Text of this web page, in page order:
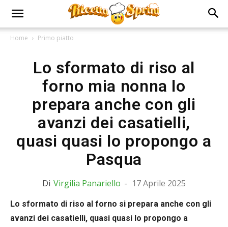
Home Primo piatto
Lo sformato di riso al
forno mia nonna lo
prepara anche con gli
avanzi dei casatielli,
quasi quasi lo propongo a
Pasqua
Di Virgilia Panariello - 17 Aprile 2025
Lo sformato di riso al forno si prepara anche con gli
avanzi dei casatielli, quasi quasi lo propongo a